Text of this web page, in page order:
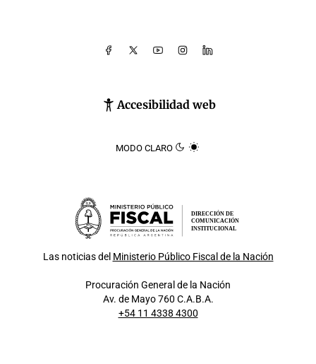
Accesibilidad web
MODO CLARO
DIRECCIÓN DE
COMUNICACIÓN
INSTITUCIONAL
Las noticias del Ministerio Público Fiscal de la Nación
Procuración General de la Nación
Av. de Mayo 760 C.A.B.A.
+54 11 4338 4300